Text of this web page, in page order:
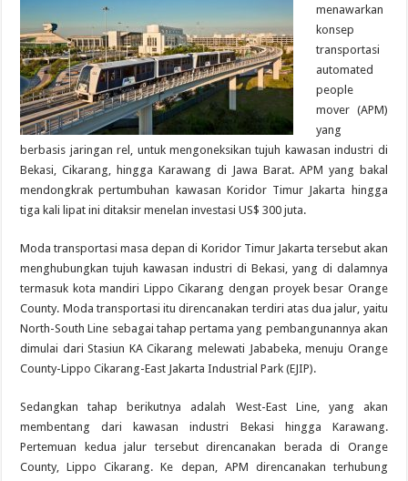
menawarkan
konsep
transportasi
automated
people
mover (APM)
yang
berbasis jaringan rel, untuk mengoneksikan tujuh kawasan industri di
Bekasi, Cikarang, hingga Karawang di Jawa Barat. APM yang bakal
mendongkrak pertumbuhan kawasan Koridor Timur Jakarta hingga
tiga kali lipat ini ditaksir menelan investasi US$ 300 juta.
Moda transportasi masa depan di Koridor Timur Jakarta tersebut akan
menghubungkan tujuh kawasan industri di Bekasi, yang di dalamnya
termasuk kota mandiri Lippo Cikarang dengan proyek besar Orange
County. Moda transportasi itu direncanakan terdiri atas dua jalur, yaitu
North-South Line sebagai tahap pertama yang pembangunannya akan
dimulai dari Stasiun KA Cikarang melewati Jababeka, menuju Orange
County-Lippo Cikarang-East Jakarta Industrial Park (EJIP).
Sedangkan tahap berikutnya adalah West-East Line, yang akan
membentang dari kawasan industri Bekasi hingga Karawang.
Pertemuan kedua jalur tersebut direncanakan berada di Orange
County, Lippo Cikarang. Ke depan, APM direncanakan terhubung